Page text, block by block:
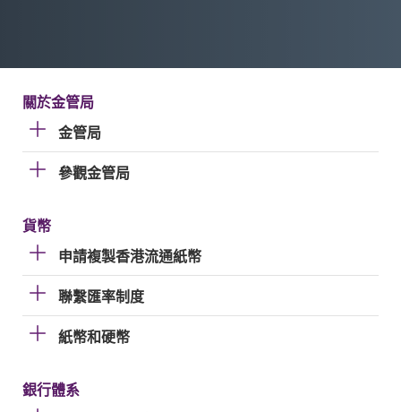
關於金管局
金管局
參觀金管局
貨幣
申請複製香港流通紙幣
聯繫匯率制度
紙幣和硬幣
銀行體系